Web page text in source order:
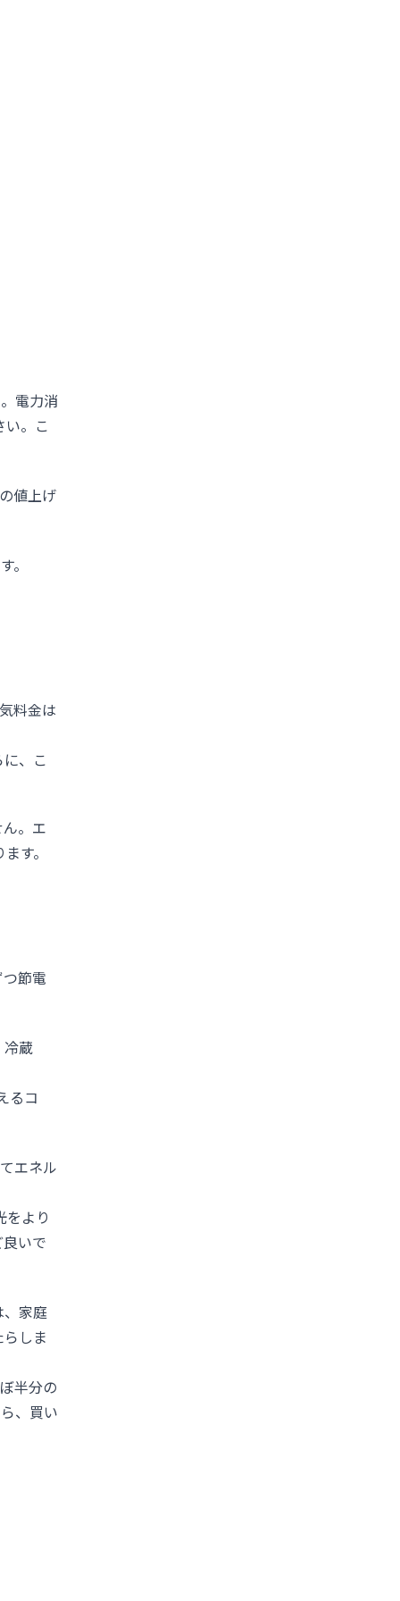
電力消
い。こ
値上げ
。
料金は
、こ
。エ
す。
節電
冷蔵
るコ
エネル
をより
いで
家庭
しま
半分の
、買い